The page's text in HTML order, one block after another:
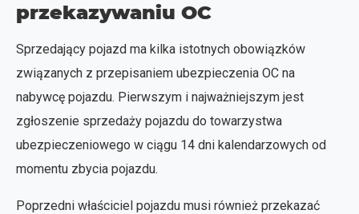
przekazywaniu OC
Sprzedający pojazd ma kilka istotnych obowiązków
związanych z przepisaniem ubezpieczenia OC na
nabywcę pojazdu. Pierwszym i najważniejszym jest
zgłoszenie sprzedaży pojazdu do towarzystwa
ubezpieczeniowego w ciągu 14 dni kalendarzowych od
momentu zbycia pojazdu.
Poprzedni właściciel pojazdu musi również przekazać